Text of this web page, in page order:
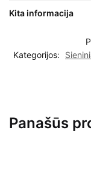
Kita informacija
Kategorijos:
Panašūs